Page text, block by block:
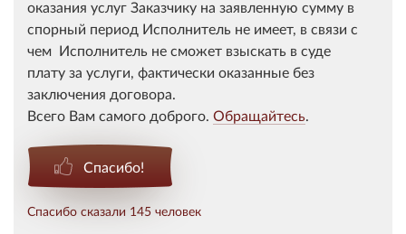
оказания услуг Заказчику на заявленную сумму в
спорный период Исполнитель не имеет, в связи с
чем Исполнитель не сможет взыскать в суде
плату за услуги, фактически оказанные без
заключения договора.
Всего Вам самого доброго. Обращайтесь.
Спасибо!
Спасибо сказали 145 человек